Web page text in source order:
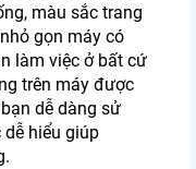
màu sắc trang
gọn máy có
làm việc ở bất cứ
trên máy được
dễ dàng sử
hiểu giúp